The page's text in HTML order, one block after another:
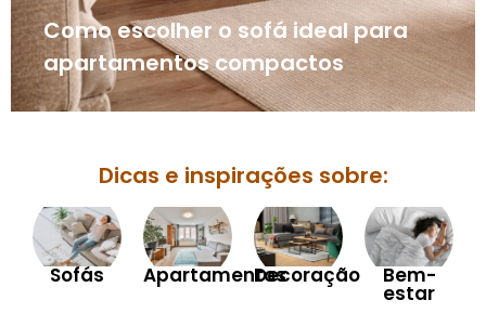
Como escolher o sofá ideal para
apartamentos compactos
Dicas e inspirações sobre:
Sofás ApartamentosDecoração Bem-
estar